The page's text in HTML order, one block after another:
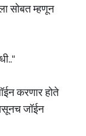
सोबत म्हणून
करणार होते
जॉईन